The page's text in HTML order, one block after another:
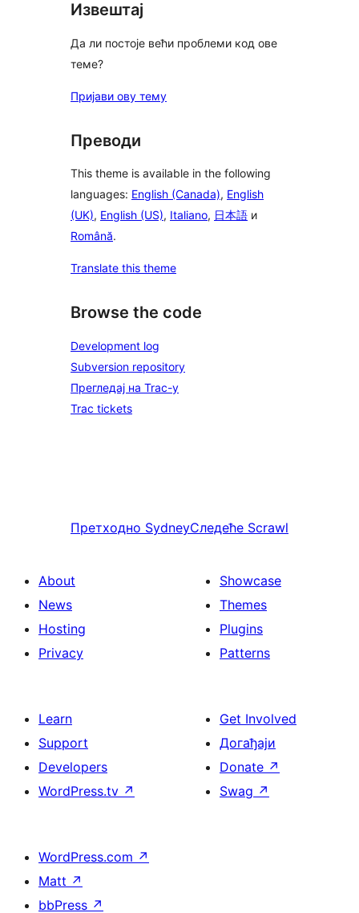
Извештај
Да ли постоје већи проблеми код ове
теме?
Пријави ову тему
Преводи
This theme is available in the following
languages: English (Canada), English
(UK), English (US), Italiano, 日本語 и
Română.
Translate this theme
Browse the code
Development log
Subversion repository
Прегледај на Trac-у
Trac tickets
Претходно SydneyСледеће Scrawl
About
News
Hosting
Privacy
Showcase
Themes
Plugins
Patterns
Learn
Support
Developers
WordPress.tv ↗
Get Involved
Догађаји
Donate ↗
Swag ↗
WordPress.com ↗
Matt ↗
bbPress ↗